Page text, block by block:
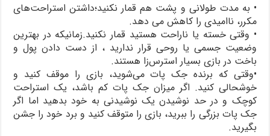
• به مدت طولانی و پشت هم قمار نکنید؛داشتن استراحت‌های
مکرر، ناامیدی را کاهش می دهد.
• وقتی خسته یا ناراحت هستید قمار نکنید.زمانیکه در بهترین
وضعیت جسمی یا روحی قرار ندارید ، از دست دادن پول و
باخت در بازی بسیار استرس‌زا هستند.
•وقتی که برنده جک پات می‌شوید، بازی را موقف کنید و
خوشحالی کنید. اگر میزان جک پات کم باشد، یک استراحت
کوچک و در حد نوشیدن یک نوشیدنی به خود بدهید اما اگر
جک پات بزرگی را ببرید، بازی را متوقف کنید و برد خود را جشن
بگیرید.